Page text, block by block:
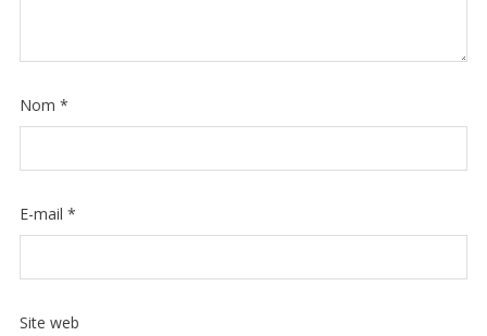
Nom *
E-mail *
Site web